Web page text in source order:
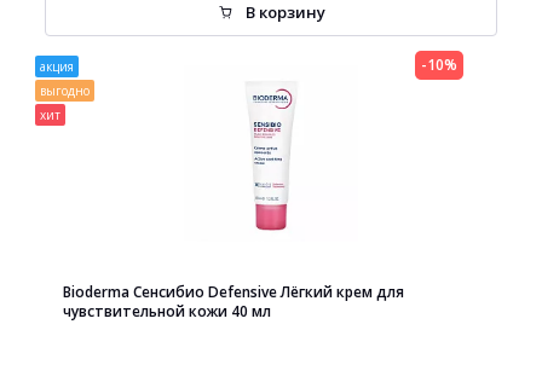
В корзину
акция
выгодно
хит
Bioderma Сенсибио Defensive Лёгкий крем для
чувствительной кожи 40 мл
-10%